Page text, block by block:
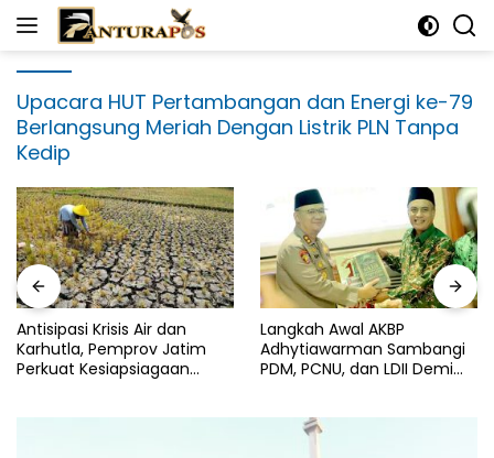
Langsung
Upacara HUT Pertambangan dan Energi ke-79
Berlangsung Meriah Dengan Listrik PLN Tanpa
Kedip
Antisipasi Krisis Air dan
Karhutla, Pemprov Jatim
Perkuat Kesiapsiagaan
Langkah Awal AKBP
Adhytiawarman Sambangi
PDM, PCNU, dan LDII Demi